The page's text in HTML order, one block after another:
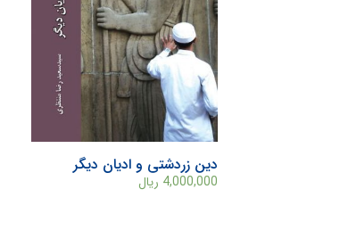
دین زردشتی و ادیان دیگر
4,000,000 ریال